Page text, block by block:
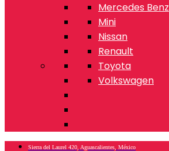
Mercedes Benz
Mini
Nissan
Renault
Toyota
Volkswagen
Sierra del Laurel 420, Aguascalientes, México